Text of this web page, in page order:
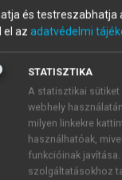
DÁNIEL
és testreszabhatja
el az adatvédelmi
STATISZTIKA
A statisztikai sütiket
webhely
milyen linkekre
használhatóak,
funkcióinak
szolgáltatásokhoz